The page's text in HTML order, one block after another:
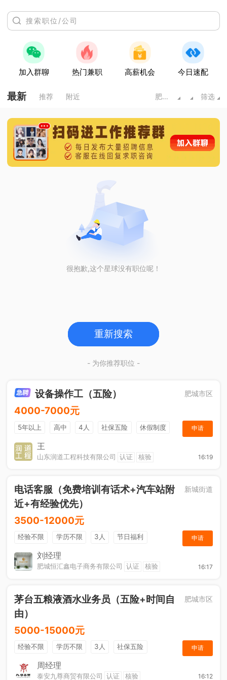
加入群聊 热门兼职 高薪机会 今日速配
最新 推荐 附近 肥城市 筛选
很抱歉,这个星球没有职位呢！
重新搜索
- 为你推荐职位 -
设备操作工（五险） 肥城市区
4000-7000元
5年以上 高中 4人 社保五险
休假制度
加班补助
申请
王
山东润道工程科技有限公司 认证 核验 16:19
电话客服（免费培训有话术+汽车站附
近+有经验优先）
新城街道
3500-12000元
经验不限 学历不限 3人
节日福利
休假制度
综合补贴
申请
刘经理
肥城恒汇鑫电子商务有限公司 认证 核验 16:17
茅台五粮液酒水业务员（五险+时间自
由）
肥城市区
5000-15000元
经验不限 学历不限 3人
社保五险
节日福利
综合补贴
年终奖金
休假制度 法定节假日
申请
周经理
泰安九尊商贸有限公司 认证 核验 16:12